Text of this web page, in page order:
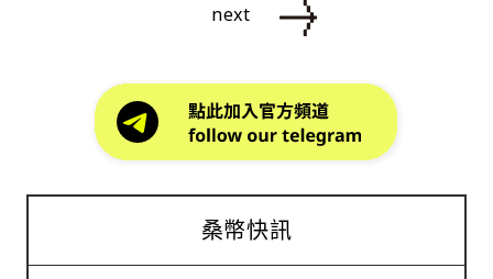
next
桑幣快訊